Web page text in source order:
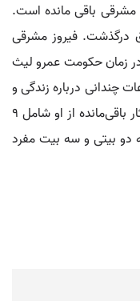
مشرقی باقی مانده است.
مشرقی در سال‌های ۲۸۱ق یا ۲۸۳ق درگذشت. فیروز مشرقی
در زمان حکومت عمرو لیث
چندانی درباره زندگی و
شرایط این شاعر معاصر لیث ندارند. تنها آثار باقی‌مانده از او شامل 9
دو بیتی و سه بیت مفرد